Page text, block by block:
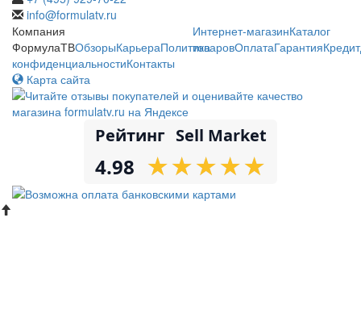
info@formulatv.ru
Компания
ФормулаТВОбзорыКарьераПолитика
конфиденциальностиКонтакты
Интернет-магазинКаталог
товаровОплатаГарантияКредит
Карта сайта
Рейтинг Sell Market
4.98 ★
★★
★★
★★
★★
★